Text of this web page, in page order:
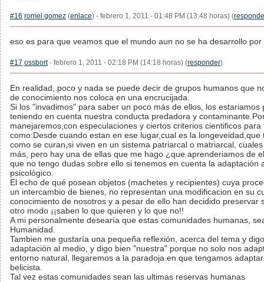
#16 romel gomez (enlace) - febrero 1, 2011 - 01:48 PM (13:48 horas) (
eso es para que veamos que el mundo aun no se ha desarrollo por
#17 ossbort- febrero 1, 2011 - 02:18 PM (14:18 horas) (responder)
En realidad, poco y nada se puede decir de grupos humanos que
de conocimiento nos coloca en una encrucijada.
Si los "invadimos" para saber un poco más de ellos, los
teniendo en cuenta nuestra conducta predadora y
manejaremos,con especulaciones y ciertos criterios cientificos
como:Desde cuando estan en ese lugar,cual es la
como se curan,si viven en un sistema patriarcal o matriarcal,
más, pero hay una de ellas que me hago ¿que aprenderiamos de
que no tengo dudas sobre ello si tenemos en cuenta la
psicológico.
El echo de qué posean objetos (machetes y recipientes) cuya
un intercambio de bienes, no representan una modificacion en su
conocimiento de nosotros y a pesar de ello han decidido
otro modo ¡¡saben lo que quieren y lo que no!!
A mi personalmente desearía que estas comunidades humanas,
Humanidad.
Tambien me gustaría una pequeña reflexión, acerca del tema y
adaptación al medio, y digo bien "nuestra" porque no solo nos
entorno natural, llegaremos a la paradoja en que tengamos
belicista.
Tal vez estas comunidades sean las ultimas reservas humanas